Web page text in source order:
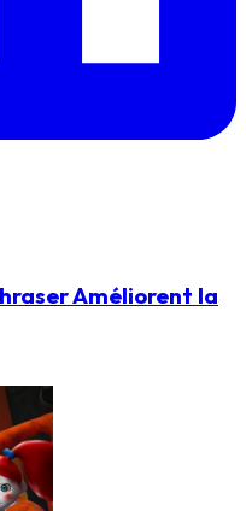
Améliorent la